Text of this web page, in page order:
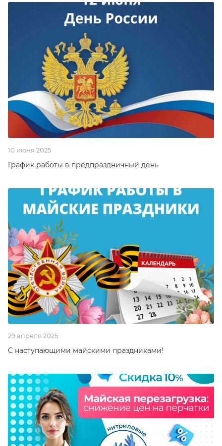
10 июня 2025
График работы в предпраздничный день
29 апреля 2025
С наступающими майскими праздниками!